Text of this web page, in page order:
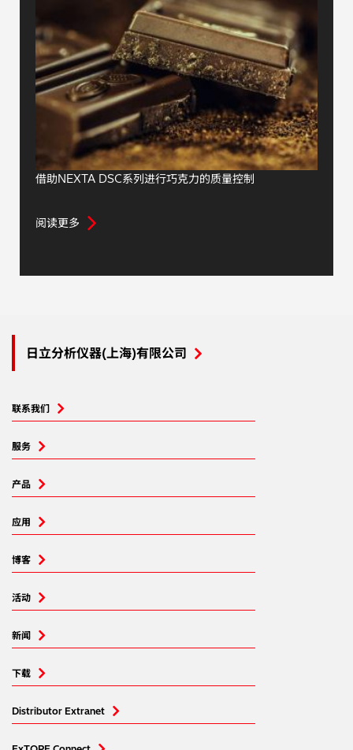
借助NEXTA DSC系列进行巧克力的质量控制
阅读更多
日立分析仪器(上海)有限公司
联系我们
服务
产品
应用
博客
活动
新闻
下载
Distributor Extranet